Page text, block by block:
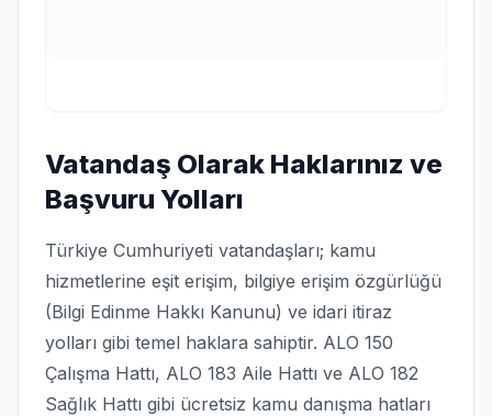
Vatandaş Olarak Haklarınız ve
Başvuru Yolları
Türkiye Cumhuriyeti vatandaşları; kamu
hizmetlerine eşit erişim, bilgiye erişim özgürlüğü
(Bilgi Edinme Hakkı Kanunu) ve idari itiraz
yolları gibi temel haklara sahiptir. ALO 150
Çalışma Hattı, ALO 183 Aile Hattı ve ALO 182
Sağlık Hattı gibi ücretsiz kamu danışma hatları